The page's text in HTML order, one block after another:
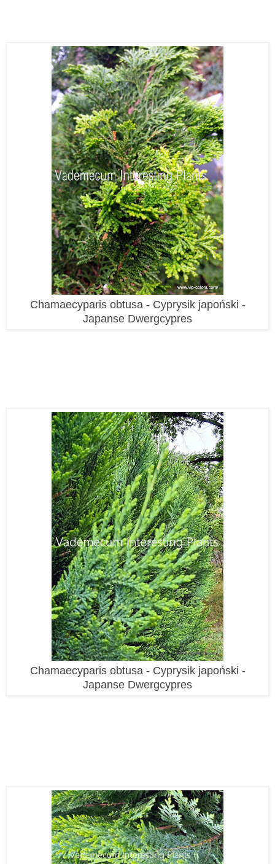
Chamaecyparis obtusa - Cyprysik japoński -
Japanse Dwergcypres
Chamaecyparis obtusa - Cyprysik japoński -
Japanse Dwergcypres